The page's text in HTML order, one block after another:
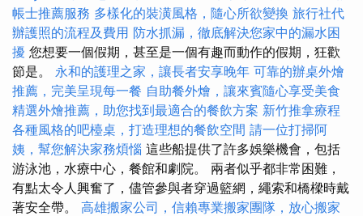
帳士推薦服務 多樣化的裝潢風格，隨心所欲變換 旅行社代
辦護照的流程及費用 防水抓漏，徹底解決您家中的漏水困
擾 您想要一個假期，甚至是一個有趣而動作的假期，狂歡
節是。 永和的護理之家，讓長者安享晚年 可靠的辦桌外燴
推薦，完美呈現每一餐 自助餐外燴，讓來賓隨心享受美食
精選外燴推薦，助您找到最適合的餐飲方案 新竹推拿療程
各種風格的吧檯桌，打造理想的餐飲空間 請一位打掃阿
姨，幫您解決家務煩惱 這些船提供了許多娛樂機會，包括
游泳池，水療中心，餐館和劇院。 兩者似乎都非常困難，
有點太令人興奮了，儘管參與者穿過籃網，繩索和橋樑時戴
著安全帶。 高雄搬家公司，信賴專業搬家團隊，放心搬家